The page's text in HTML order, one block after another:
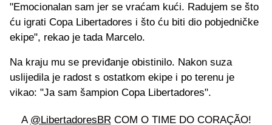
"Emocionalan sam jer se vraćam kući. Radujem se što
ću igrati Copa Libertadores i što ću biti dio pobjedničke
ekipe", rekao je tada Marcelo.
Na kraju mu se previđanje obistinilo. Nakon suza
uslijedila je radost s ostatkom ekipe i po terenu je
vikao: "Ja sam šampion Copa Libertadores".
A @LibertadoresBR COM O TIME DO CORAÇÃO!